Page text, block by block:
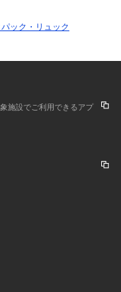
ック・リュック
施設でご利用できるアプ